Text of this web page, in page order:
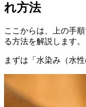
れ方法
ここからは、上の手
る方法を解説します。
まずは「水染み（水